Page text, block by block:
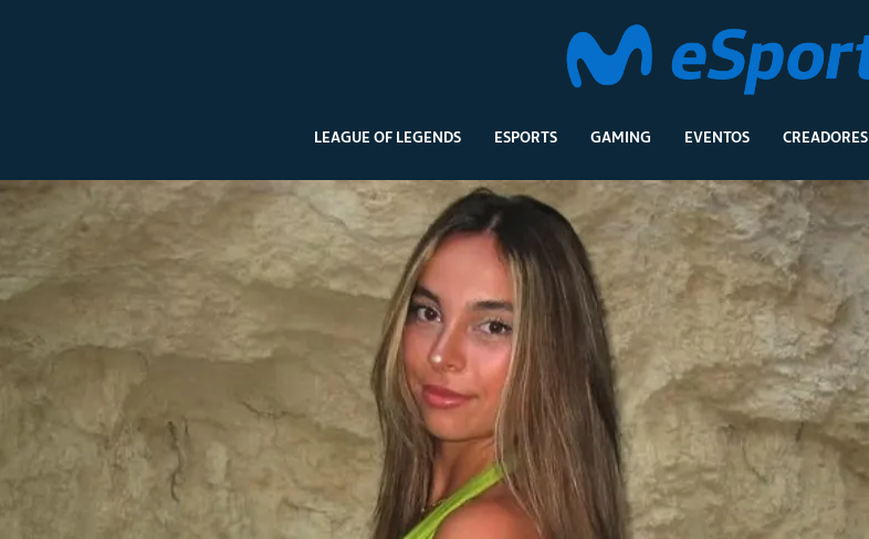
LEAGUE OF LEGENDS ESPORTS GAMING EVENTOS CREADORES